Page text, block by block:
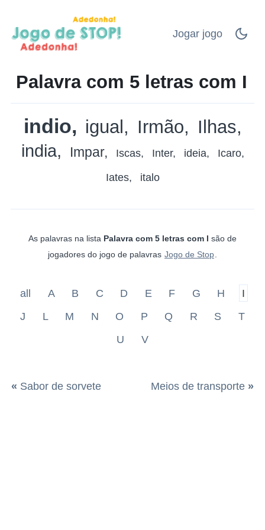
Jogar jogo
Palavra com 5 letras com I
indio igual Irmão Ilhas
india Impar Iscas Inter ideia Icaro
Iates italo
As palavras na lista Palavra com 5 letras com I são de
jogadores do jogo de palavras Jogo de Stop
all A B C D E F G H
I
J
L M N O P Q R S
T
U
V
« Sabor de sorvete Meios de transporte »